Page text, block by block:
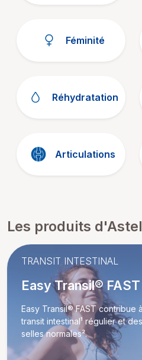
Féminité
Réhydratation
Articulations
Les produits
TRANSIT INTESTINAL
Easy Transil® FAST
Easy Transil® FAST contribue
transit intestinal¹ régulier et des
selles normales².